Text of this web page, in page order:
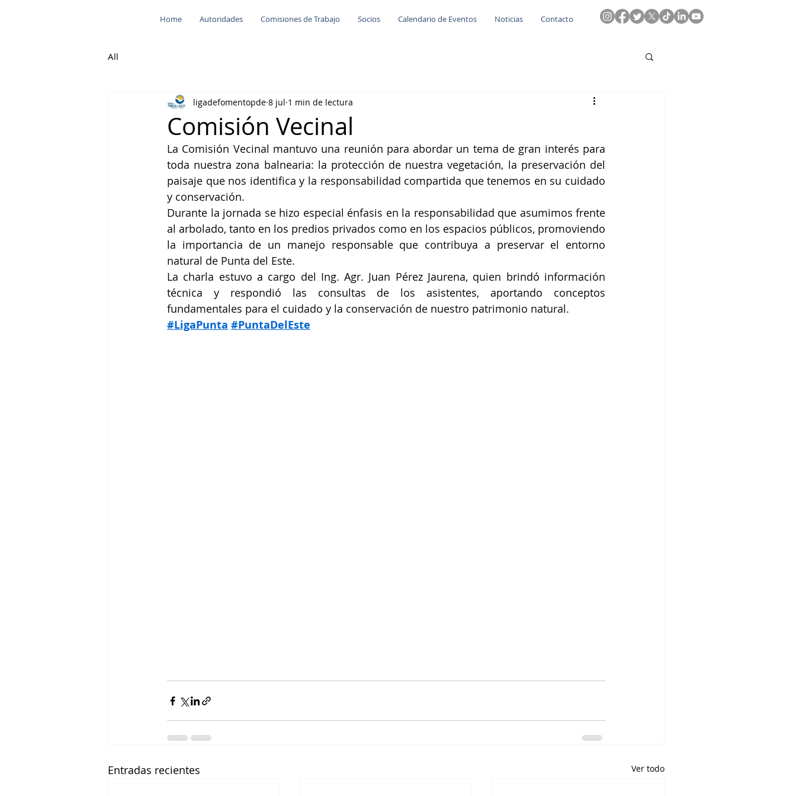
Home Autoridades Comisiones de Trabajo Socios Calendario de Eventos Noticias Contacto
All
Comisión Vecinal
ligadefomentopde 8 jul 1 min de lectura
La Comisión Vecinal mantuvo una reunión para abordar un tema de gran interés para
toda nuestra zona balnearia: la protección de nuestra vegetación, la preservación del
paisaje que nos identifica y la responsabilidad compartida que tenemos en su cuidado
y conservación.
Durante la jornada se hizo especial énfasis en la responsabilidad que asumimos frente
al arbolado, tanto en los predios privados como en los espacios públicos, promoviendo
la importancia de un manejo responsable que contribuya a preservar el entorno
natural de Punta del Este.
La charla estuvo a cargo del Ing. Agr. Juan Pérez Jaurena, quien brindó información
técnica y respondió las consultas de los asistentes, aportando conceptos
fundamentales para el cuidado y la conservación de nuestro patrimonio natural.
#LigaPunta #PuntaDelEste
Entradas recientes Ver todo